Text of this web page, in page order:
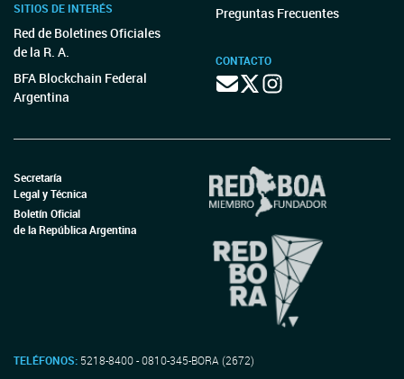
SITIOS DE INTERÉS
Red de Boletines Oficiales
de la R. A.
BFA Blockchain Federal
Argentina
Preguntas Frecuentes
CONTACTO
Secretaría
Legal y Técnica
Boletín Oficial
de la República Argentina
TELÉFONOS: 5218-8400 - 0810-345-BORA (2672)